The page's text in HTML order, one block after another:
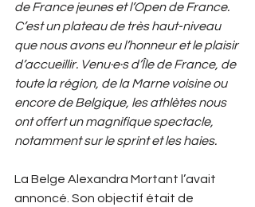
de France jeunes et l’Open de France.
C’est un plateau de très haut-niveau
que nous avons eu l’honneur et le plaisir
d’accueillir. Venu·e·s d’Île de France, de
toute la région, de la Marne voisine ou
encore de Belgique, les athlètes nous
ont offert un magnifique spectacle,
notamment sur le sprint et les haies.
La Belge Alexandra Mortant l’avait
annoncé. Son objectif était de